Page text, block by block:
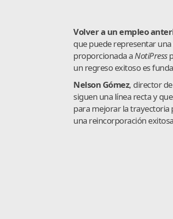
Volver a un empleo
que puede representar
proporcionada a NotiPress
un regreso exitoso es
Nelson Gómez, director de
siguen una línea recta y
para mejorar la trayectoria
una reincorporación